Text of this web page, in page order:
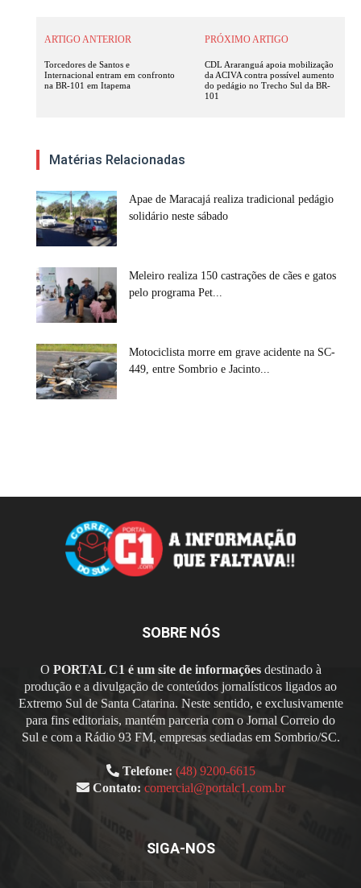
ARTIGO ANTERIOR
Torcedores de Santos e
Internacional entram em confronto
na BR-101 em Itapema
PRÓXIMO ARTIGO
CDL Araranguá apoia mobilização
da ACIVA contra possível aumento
do pedágio no Trecho Sul da BR-
101
Matérias Relacionadas
Apae de Maracajá realiza tradicional pedágio
solidário neste sábado
Meleiro realiza 150 castrações de cães e gatos
pelo programa Pet...
Motociclista morre em grave acidente na SC-
449, entre Sombrio e Jacinto...
SOBRE NÓS
O PORTAL C1 é um site de informaçõesdestinado à
produção e a divulgação de conteúdos jornalísticos ligados ao
Extremo Sul de Santa Catarina. Neste sentido, e exclusivamente
para fins editoriais, mantém parceria com o Jornal Correio do
Sul e com a Rádio 93 FM, empresas sediadas em Sombrio/SC.
Telefone: (48) 9200-6615
Contato: comercial@portalc1.com.br
SIGA-NOS